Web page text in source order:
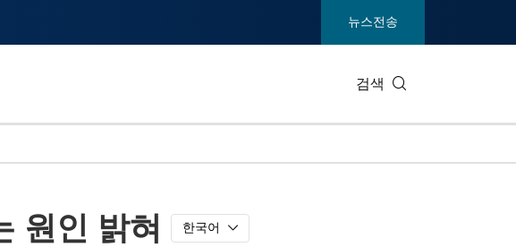
뉴스전송
검색
엔터테인먼트 및 미디어
원인 밝혀 한국어